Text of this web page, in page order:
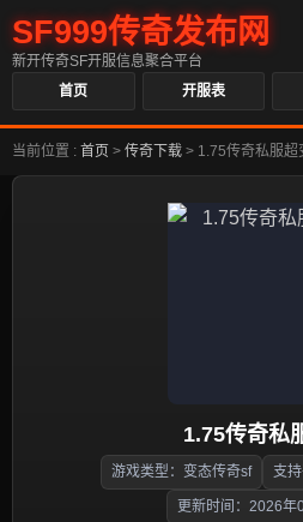
SF999传奇发布网
新开传奇SF开服信息聚合平台
首页
开服表
当前位置 : 首页 > 传奇下载 > 1.75传奇私服超
1.75传奇私
游戏类型：变态传奇sf 支
更新时间：2026年